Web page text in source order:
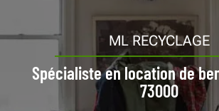
ML RECYCLAGE
Spécialiste en location de
73000